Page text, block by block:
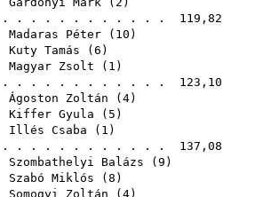
. . . . . . . . . . . . 119,82
Madaras Péter ( 10 )
Kuty Tamás ( 6 )
Magyar Zsolt ( 1 )
. . . . . . . . . . . . 123,10
Ágoston Zoltán ( 4)
Kiffer Gyula ( 5 )
Illés Csaba ( 1 )
. . . . . . . . . . . . 137,08
Szombathelyi Balázs ( 9 )
Szabó Miklós ( 8 )
Somogyi Zoltán ( 4)